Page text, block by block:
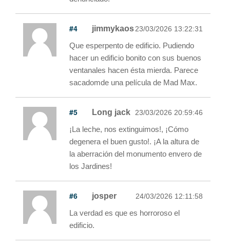
#4 jimmykaos23/03/2026 13:22:31
Que esperpento de edificio. Pudiendo
hacer un edificio bonito con sus buenos
ventanales hacen ésta mierda. Parece
sacadomde una película de Mad Max.
#5 Long jack 23/03/2026 20:59:46
¡La leche, nos extinguimos!, ¡Cómo
degenera el buen gusto!. ¡A la altura de
la aberración del monumento envero de
los Jardines!
#6 josper 24/03/2026 12:11:58
La verdad es que es horroroso el
edificio.